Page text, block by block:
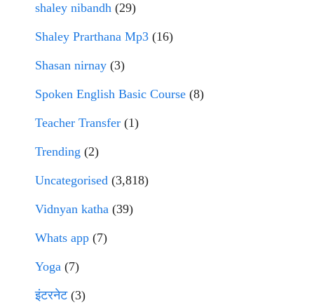
shaley nibandh (29)
Shaley Prarthana Mp3 (16)
Shasan nirnay (3)
Spoken English Basic Course (8)
Teacher Transfer (1)
Trending (2)
Uncategorised (3,818)
Vidnyan katha (39)
Whats app (7)
Yoga (7)
इंटरनेट(3)